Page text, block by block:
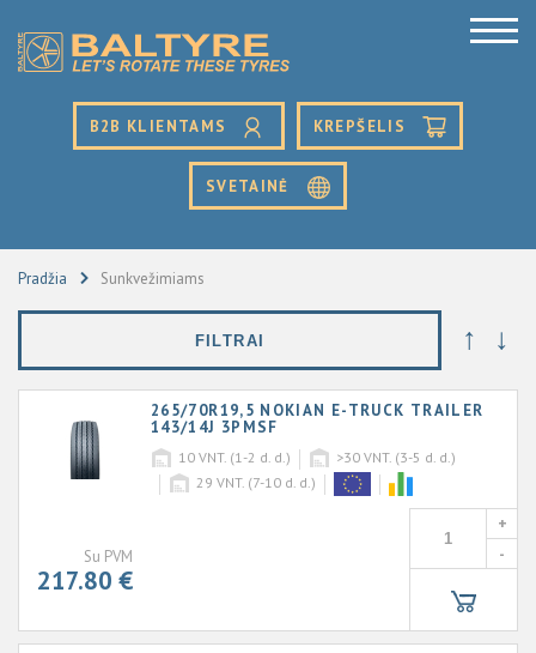
B2B KLIENTAMS KREPŠELIS
SVETAINĖ
Pradžia Sunkvežimiams
FILTRAI ↑ ↓
265/70R19,5 NOKIAN E-TRUCK TRAILER
143/14J 3PMSF
10 VNT. (1-2 d. d.) >30 VNT. (3-5 d. d.)
29 VNT. (7-10 d. d.)
Su PVM
217.80 €
+
-